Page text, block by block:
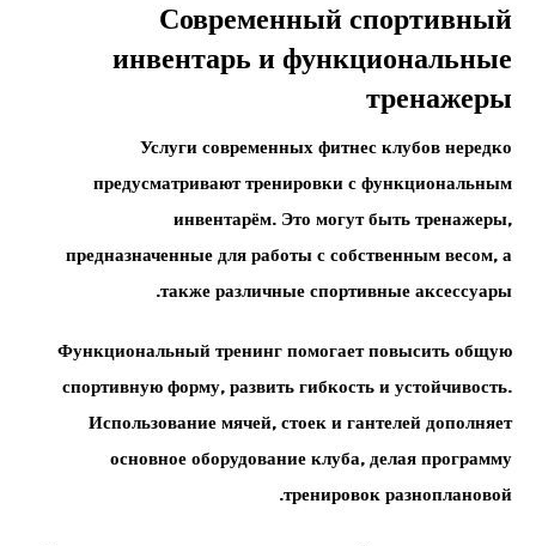
Современный спортивный
инвентарь и функциональные
тренажеры
Услуги современных фитнес клубов нередко
предусматривают тренировки с функциональным
инвентарём. Это могут быть тренажеры,
предназначенные для работы с собственным весом, а
также различные спортивные аксессуары.
Функциональный тренинг помогает повысить общую
спортивную форму, развить гибкость и устойчивость.
Использование мячей, стоек и гантелей дополняет
основное оборудование клуба, делая программу
тренировок разноплановой.